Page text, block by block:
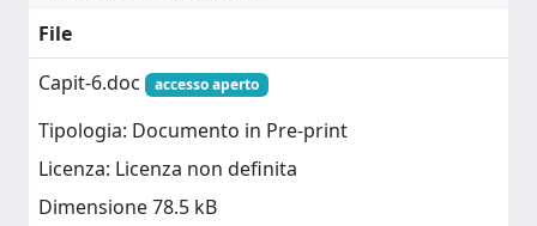
File
Capit-6.doc
accesso aperto
Tipologia: Documento in Pre-print
Licenza: Licenza non definita
Dimensione 78.5 kB